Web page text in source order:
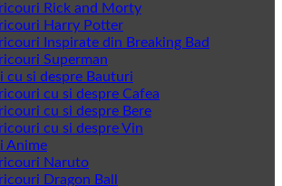
Rick and Morty
Harry Potter
Inspirate din Breaking Bad
Superman
cu si despre Bauturi
cu si despre Cafea
cu si despre Bere
cu si despre Vin
Anime
Naruto
Dragon Ball